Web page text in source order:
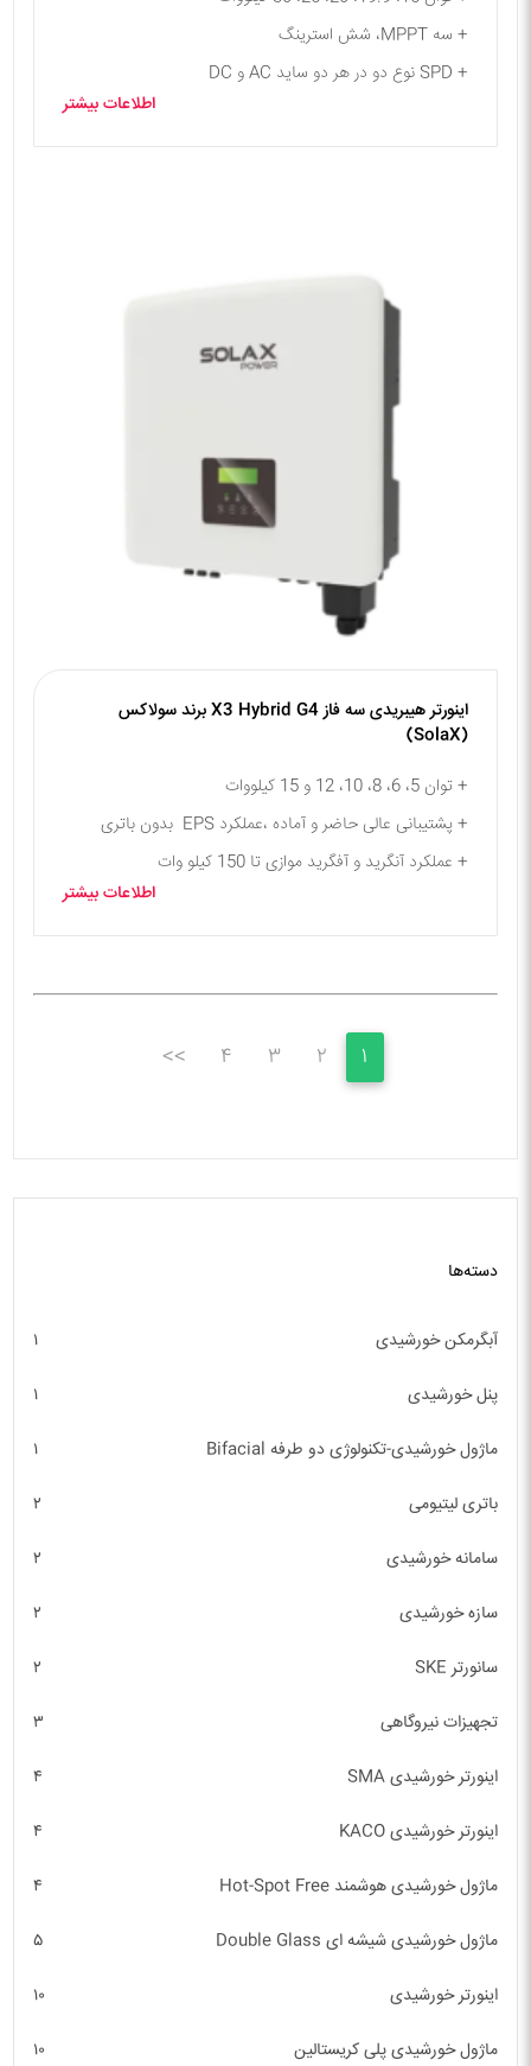
+ سه MPPT، شش استرینگ
+ SPD نوع دو در هر دو ساید AC و DC
اطلاعات بیشتر
اینورتر هیبریدی سه‌ فاز X3 Hybrid G4 برند سولاکس
(SolaX)
+ توان 5، 6، 8، 10، 12 و 15 کیلووات
+ پشتیبانی عالی حاضر و آماده ،عملکرد EPS بدون باتری
+ عملکرد آنگرید و آفگرید موازی تا 150 کیلو وات
اطلاعات بیشتر
۱ ۲ ۳ ۴ >>
دسته‌ها
آبگرمکن خورشیدی ۱
پنل خورشیدی ۱
ماژول خورشیدی-تکنولوژی دو طرفه Bifacial ۱
باتری لیتیومی ۲
سامانه خورشیدی ۲
سازه خورشیدی ۲
سانورتر SKE ۲
تجهیزات نیروگاهی ۳
اینورتر خورشیدی SMA ۴
اینورتر خورشیدی KACO ۴
ماژول خورشیدی هوشمند Hot-Spot Free ۴
ماژول خورشیدی شیشه ای Double Glass ۵
اینورتر خورشیدی ۱۰
ماژول خورشیدی پلی کریستالین ۱۰